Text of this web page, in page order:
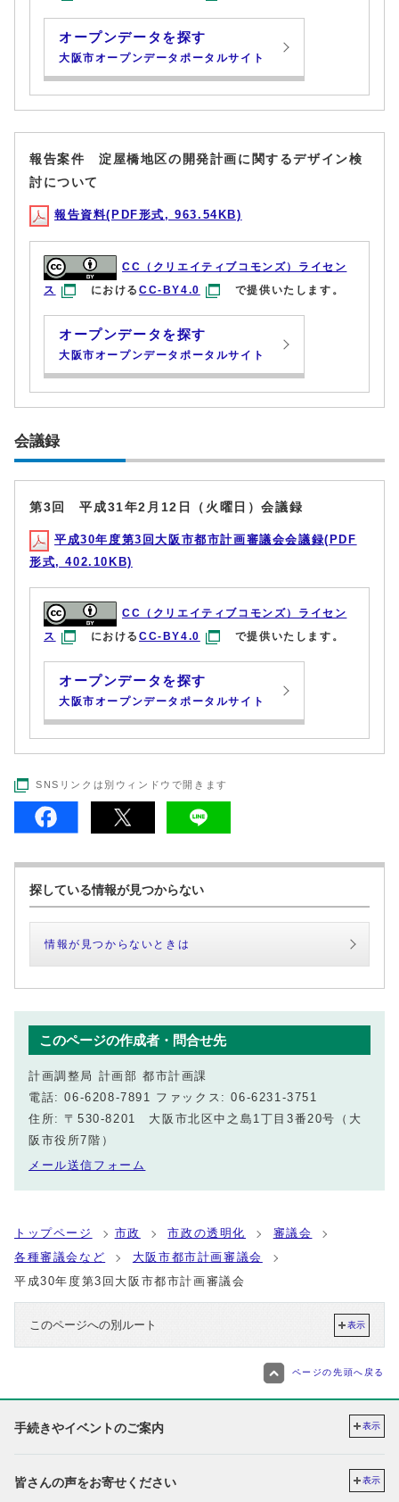
オープンデータを探す
大阪市オープンデータポータルサイト
報告案件 淀屋橋地区の開発計画に関するデザイン検
討について
報告資料(PDF形式, 963.54KB)
CC（クリエイティブコモンズ）ライセン
ス
におけるCC-BY4.0 で提供いたします。
オープンデータを探す
大阪市オープンデータポータルサイト
会議録
第3回 平成31年2月12日（火曜日）会議録
平成30年度第3回大阪市都市計画審議会会議録(PDF
形式, 402.10KB)
CC（クリエイティブコモンズ）ライセン
ス
におけるCC-BY4.0 で提供いたします。
オープンデータを探す
大阪市オープンデータポータルサイト
SNSリンクは別ウィンドウで開きます
探している情報が見つからない
情報が見つからないときは
このページの作成者・問合せ先
計画調整局 計画部 都市計画課
電話: 06-6208-7891 ファックス: 06-6231-3751
住所: 〒530-8201 大阪市北区中之島1丁目3番20号（大
阪市役所7階）
メール送信フォーム
トップページ 市政 市政の透明化
審議会
各種審議会など
大阪市都市計画審議会
平成30年度第3回大阪市都市計画審議会
このページへの別ルート 表示
ページの先頭へ戻る
手続きやイベントのご案内 表示
皆さんの声をお寄せください 表示